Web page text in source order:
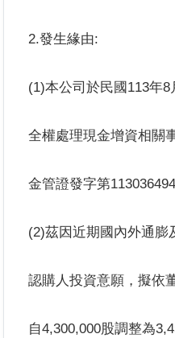
2.發生緣由:
(1)本公司於民國113年
全權處理現金增資相關
金管證發字第
(2)茲因近期國內外通膨
認購人投資意願，擬依
自4,300,000股調整為